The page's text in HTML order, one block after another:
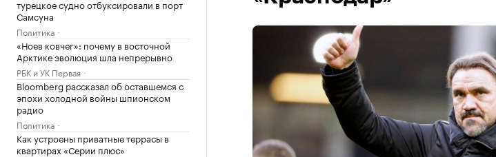
турецкое судно отбуксировали в порт
Самсуна
Политика
«Ноев ковчег»: почему в восточной
Арктике эволюция шла непрерывно
РБК и УК Первая
Bloomberg рассказал об оставшемся с
эпохи холодной войны шпионском
радио
Политика
Как устроены приватные террасы в
квартирах «Серии плюс»